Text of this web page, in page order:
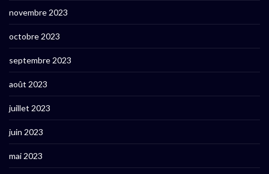
novembre 2023
octobre 2023
septembre 2023
août 2023
juillet 2023
juin 2023
mai 2023